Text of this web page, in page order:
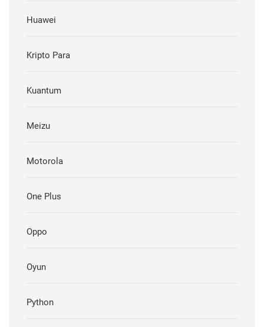
Huawei
Kripto Para
Kuantum
Meizu
Motorola
One Plus
Oppo
Oyun
Python